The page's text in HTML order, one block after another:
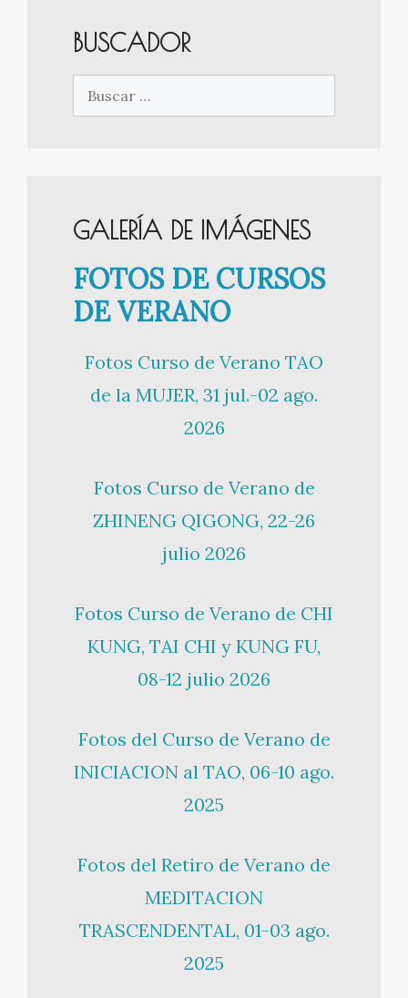
BUSCADOR
GALERÍA DE IMÁGENES
FOTOS DE CURSOS
DE VERANO
Fotos Curso de Verano TAO
de la MUJER, 31 jul.-02 ago.
2026
Fotos Curso de Verano de
ZHINENG QIGONG, 22-26
julio 2026
Fotos Curso de Verano de CHI
KUNG, TAI CHI y KUNG FU,
08-12 julio 2026
Fotos del Curso de Verano de
INICIACION al TAO, 06-10 ago.
2025
Fotos del Retiro de Verano de
MEDITACION
TRASCENDENTAL, 01-03 ago.
2025